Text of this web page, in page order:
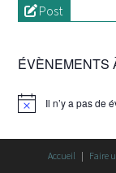
Post
ÉVÈNEMENTS
Il n’y a pas de
Accueil Faire